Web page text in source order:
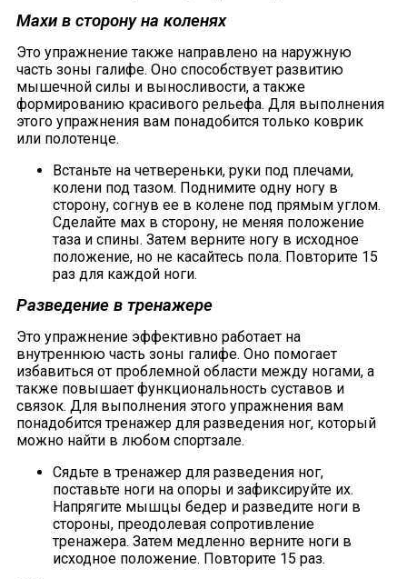
Махи в сторону на коленях
Это упражнение также направлено на наружную
часть зоны галифе. Оно способствует развитию
мышечной силы и выносливости, а также
формированию красивого рельефа. Для выполнения
этого упражнения вам понадобится только коврик
или полотенце.
Встаньте на четвереньки, руки под плечами,
колени под тазом. Поднимите одну ногу в
сторону, согнув ее в колене под прямым углом.
Сделайте мах в сторону, не меняя положение
таза и спины. Затем верните ногу в исходное
положение, но не касайтесь пола. Повторите 15
раз для каждой ноги.
Разведение в тренажере
Это упражнение эффективно работает на
внутреннюю часть зоны галифе. Оно помогает
избавиться от проблемной области между ногами, а
также повышает функциональность суставов и
связок. Для выполнения этого упражнения вам
понадобится тренажер для разведения ног, который
можно найти в любом спортзале.
Сядьте в тренажер для разведения ног,
поставьте ноги на опоры и зафиксируйте их.
Напрягите мышцы бедер и разведите ноги в
стороны, преодолевая сопротивление
тренажера. Затем медленно верните ноги в
исходное положение. Повторите 15 раз.